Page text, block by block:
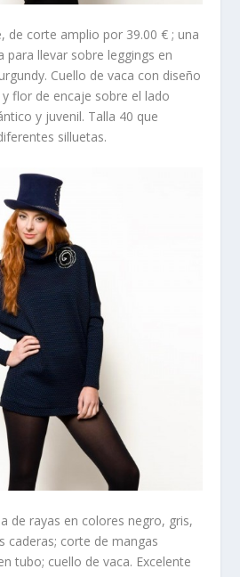
, de corte amplio por 39.00 € ; una
para llevar sobre leggings en
Cuello de vaca con diseño
flor de encaje sobre el lado
y juvenil. Talla 40 que
silluetas.
de rayas en colores negro, gris,
caderas; corte de mangas
tubo; cuello de vaca. Excelente